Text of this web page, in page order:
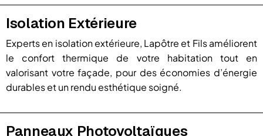
Isolation Extérieure
Experts en isolation extérieure, Lapôtre et Fils améliorent
le confort thermique de votre habitation tout en
valorisant votre façade, pour des économies d’énergie
durables et un rendu esthétique soigné.
Panneaux Photovoltaïques